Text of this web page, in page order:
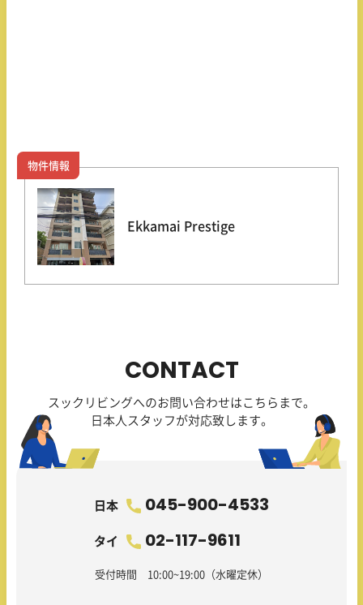
物件情報
Ekkamai Prestige
CONTACT
スックリビングへのお問い合わせはこちらまで。
日本人スタッフが対応致します。
日本 045-900-4533
タイ 02-117-9611
受付時間 10:00~19:00（水曜定休）